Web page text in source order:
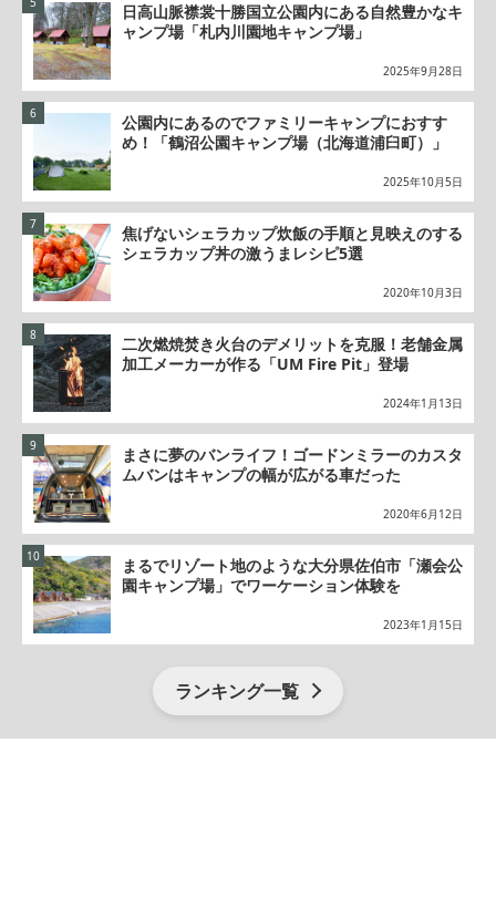
日高山脈襟裳十勝国立公園内にある自然豊かなキ
ャンプ場「札内川園地キャンプ場」
2025年9月28日
公園内にあるのでファミリーキャンプにおすす
め！「鶴沼公園キャンプ場（北海道浦臼町）」
2025年10月5日
焦げないシェラカップ炊飯の手順と見映えのする
シェラカップ丼の激うまレシピ5選
2020年10月3日
二次燃焼焚き火台のデメリットを克服！老舗金属
加工メーカーが作る「UM Fire Pit」登場
2024年1月13日
まさに夢のバンライフ！ゴードンミラーのカスタ
ムバンはキャンプの幅が広がる車だった
2020年6月12日
まるでリゾート地のような大分県佐伯市「瀬会公
園キャンプ場」でワーケーション体験を
2023年1月15日
ランキング一覧